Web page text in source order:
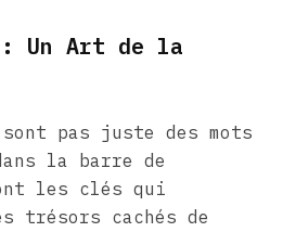
: Un Art de la
pas juste des mots
la barre de
les clés qui
trésors cachés de